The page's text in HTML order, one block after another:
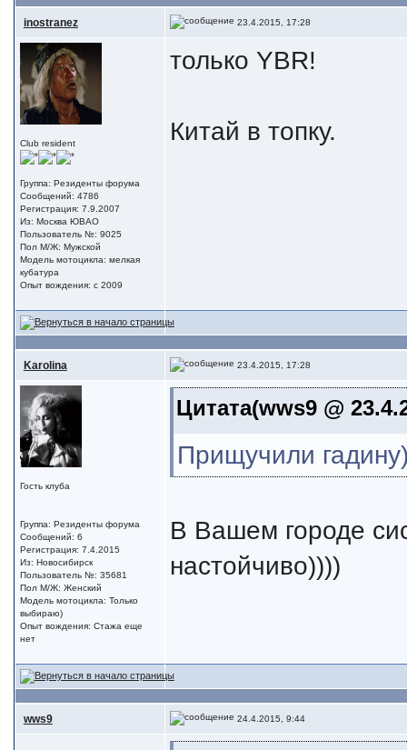
inostranez 23.4.2015, 17:28
Club resident
Группа: Резиденты форума
Сообщений: 4786
Регистрация: 7.9.2007
Из: Москва ЮВАО
Пользователь №: 9025
Пол М/Ж: Мужской
Модель мотоцикла: мелкая
кубатура
Опыт вождения: с 2009
только YBR!
Китай в топку.
Karolina 23.4.2015, 17:28
Гость клуба
Группа: Резиденты форума
Сообщений: 6
Регистрация: 7.4.2015
Из: Новосибирск
Пользователь №: 35681
Пол М/Ж: Женский
Модель мотоцикла: Только
выбираю)
Опыт вождения: Стажа еще
нет
Цитата(wws9 @
Прищучили
В Вашем городе
настойчиво))))
wws9 24.4.2015, 9:44